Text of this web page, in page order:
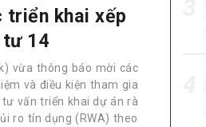
triển khai xếp
tư 14
vừa thông báo mời các
và điều kiện tham gia
vấn triển khai dự án rà
ro tín dụng (RWA) theo